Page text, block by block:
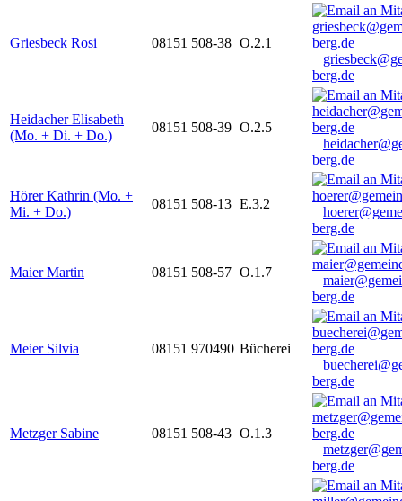
Griesbeck Rosi 08151 508-38 O.2.1
berg.de
Heidacher Elisabeth
(Mo. + Di. + Do.)
08151 508-39 O.2.5
berg.de
Hörer Kathrin (Mo. +
Mi. + Do.)
08151 508-13 E.3.2
berg.de
Maier Martin 08151 508-57 O.1.7
berg.de
Meier Silvia 08151 970490 Bücherei
berg.de
Metzger Sabine 08151 508-43 O.1.3
berg.de